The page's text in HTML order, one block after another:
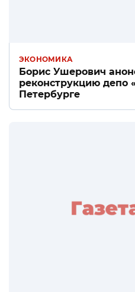
ЭКОНОМИКА
Борис Ушерович
реконструкцию депо
Петербурге